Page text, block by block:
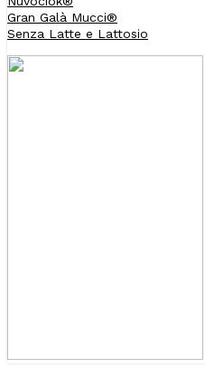
Gran Galà Mucci®
Senza Latte e Lattosio